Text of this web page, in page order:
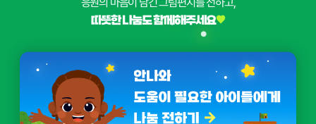
따뜻한 나눔도 함께해주세요♥